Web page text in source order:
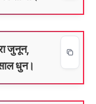
जुनून,
धुन।